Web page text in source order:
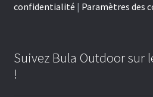
confidentialité | Paramètres des
Suivez Bula Outdoor sur
!